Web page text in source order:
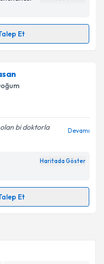
Et
randevu takvimi talebi
almanız için bir
ile bilgilendireceğiz.
ilişkin
Aydınlatma
verilerimin belirtilen
ediyorum.
olan bi doktorla
Devamı
Haritada Göster
Et
ile bilgilendireceğiz.